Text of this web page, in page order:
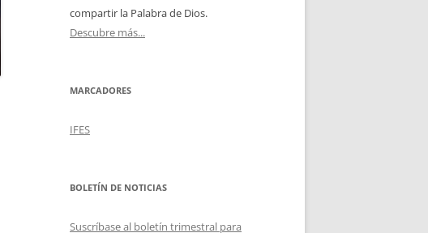
compartir la Palabra de Dios.
Descubre más...
MARCADORES
IFES
BOLETÍN DE NOTICIAS
Suscríbase al boletín trimestral para